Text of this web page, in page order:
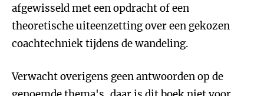
afgewisseld met een opdracht of een
theoretische uiteenzetting over een gekozen
coachtechniek tijdens de wandeling.
Verwacht overigens geen antwoorden op de